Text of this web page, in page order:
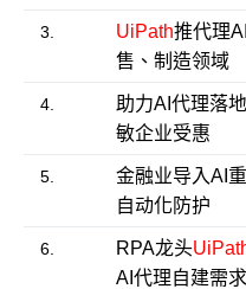
3. UiPath推代理
售、制造领域
4. 助力AI代理落
敏企业受惠
5. 金融业导入AI
自动化防护
6. RPA龙头
AI代理自建需求